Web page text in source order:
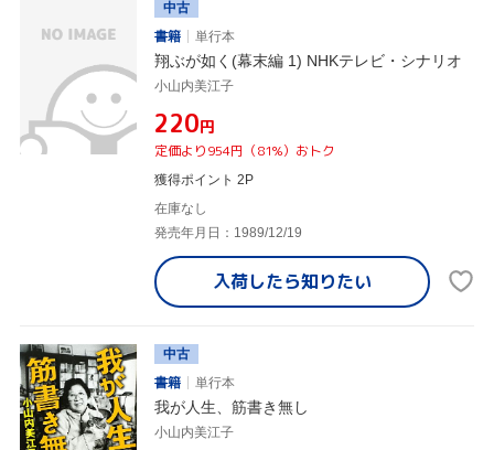
中古
書籍
単行本
翔ぶが如く(幕末編 1) NHKテレビ・シナリオ
小山内美江子
¥220円
定価より954円（81%）おトク
獲得ポイント 2P
在庫なし
発売年月日：1989/12/19
入荷したら知りたい
中古
書籍
単行本
我が人生、筋書き無し
小山内美江子